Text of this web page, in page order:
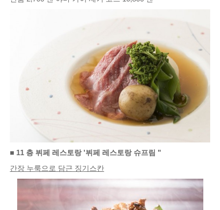
■ 11 층 뷔페 레스토랑 '뷔페 레스토랑 슈프림 "
간장 누룩으로 담근 징기스칸